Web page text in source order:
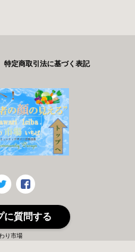
特定商取引法に基づく表記
り市場
に質問する